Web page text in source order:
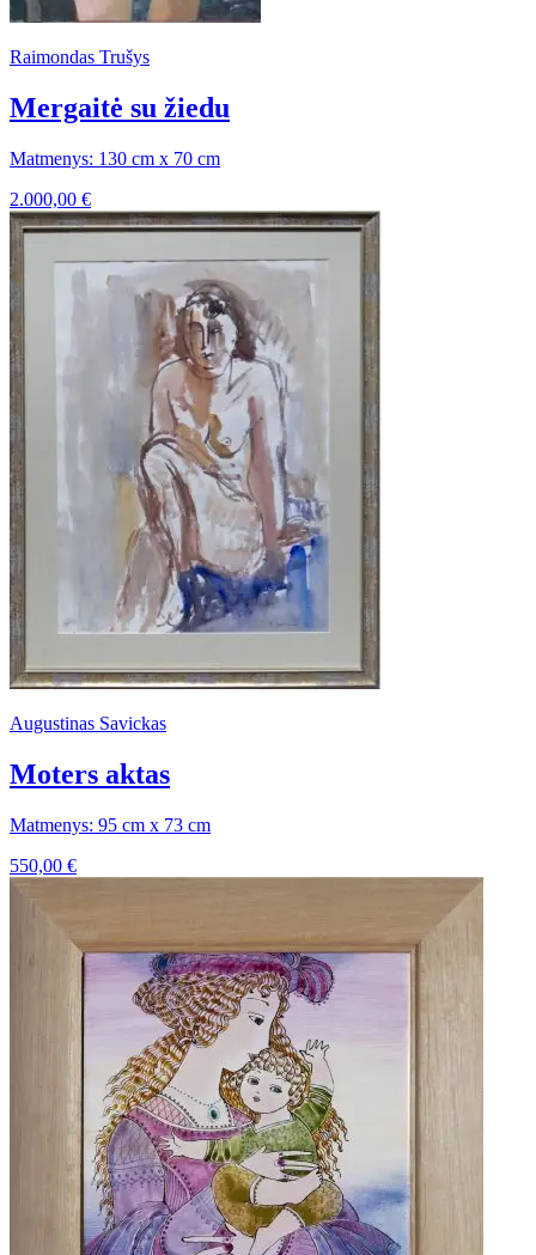
Raimondas Trušys
Mergaitė su žiedu
Matmenys: 130 cm x 70 cm
2.000,00 €
Augustinas Savickas
Moters aktas
Matmenys: 95 cm x 73 cm
550,00 €